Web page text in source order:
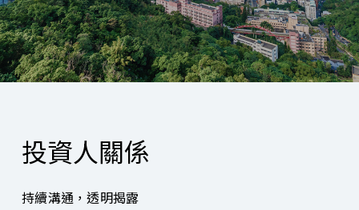
投資人關係
持續溝通，透明揭露